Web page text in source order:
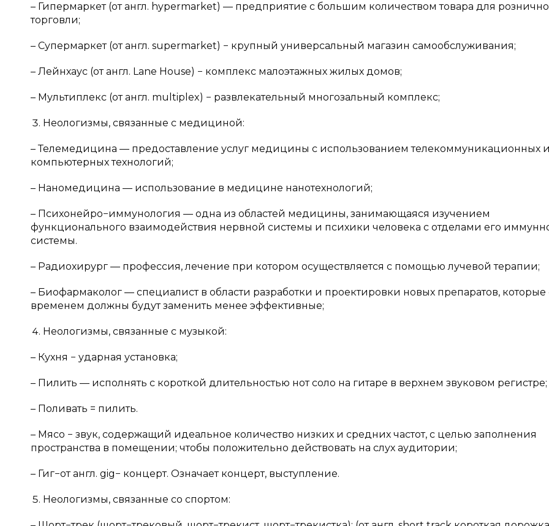
– Гипермаркет (от англ. hypermarket) — предприятие с большим количеством товара для
торговли;
– Супермаркет (от англ. supermarket) − крупный универсальный магазин самообслуживания;
– Лейнхаус (от англ. Lane House) − комплекс малоэтажных жилых домов;
– Мультиплекс (от англ. multiplex) − развлекательный многозальный комплекс;
Неологизмы, связанные с медициной:
– Телемедицина — предоставление услуг медицины с использованием телекоммуникационных
компьютерных технологий;
– Наномедицина — использование в медицине нанотехнологий;
– Психонейро−иммунология — одна из областей медицины, занимающаяся изучением
функционального взаимодействия нервной системы и психики человека с отделами его
системы.
– Радиохирург — профессия, лечение при котором осуществляется с помощью лучевой терапии;
– Биофармаколог — специалист в области разработки и проектировки новых препаратов, которые
временем должны будут заменить менее эффективные;
Неологизмы, связанные с музыкой:
– Кухня − ударная установка;
– Пилить — исполнять с короткой длительностью нот соло на гитаре в верхнем звуковом регистре;
– Поливать = пилить.
– Мясо − звук, содержащий идеальное количество низких и средних частот, с целью заполнения
пространства в помещении; чтобы положительно действовать на слух аудитории;
– Гиг−от англ. gig− концерт. Означает концерт, выступление.
Неологизмы, связанные со спортом: